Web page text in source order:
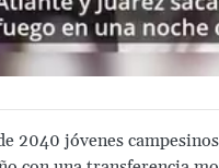
2040 jóvenes